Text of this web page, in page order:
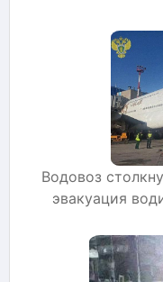
Водовоз
эвакуация